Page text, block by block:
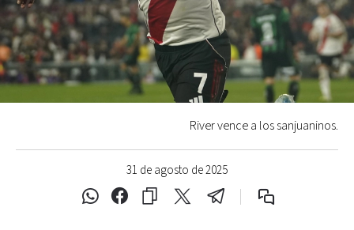
31 de agosto de 2025
River vence a los sanjuaninos.